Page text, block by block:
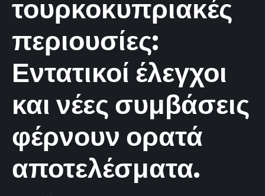
τουρκοκυπριακές
περιουσίες:
Εντατικοί έλεγχοι
και νέες συμβάσεις
φέρνουν ορατά
αποτελέσματα.